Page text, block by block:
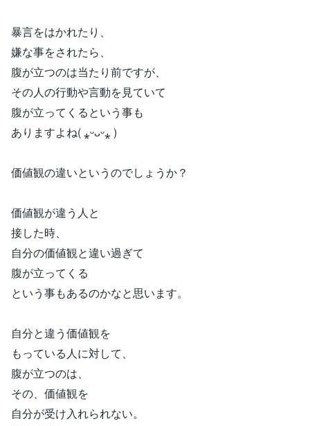
暴言をはかれたり、
嫌な事をされたら、
腹が立つのは当たり前ですが、
その人の行動や言動を見ていて
腹が立ってくるという事も
ありますよね( ⁎ᵕᴗᵕ⁎ )
価値観の違いというのでしょうか？
価値観が違う人と
接した時、
自分の価値観と違い過ぎて
腹が立ってくる
という事もあるのかなと思います。
自分と違う価値観を
もっている人に対して、
腹が立つのは、
その、価値観を
自分が受け入れられない。